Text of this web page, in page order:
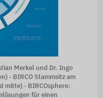
Merkel und Dr. Ingo
- BIRCO Stammsitz am
mitte) - BIRCOsphere:
für einen